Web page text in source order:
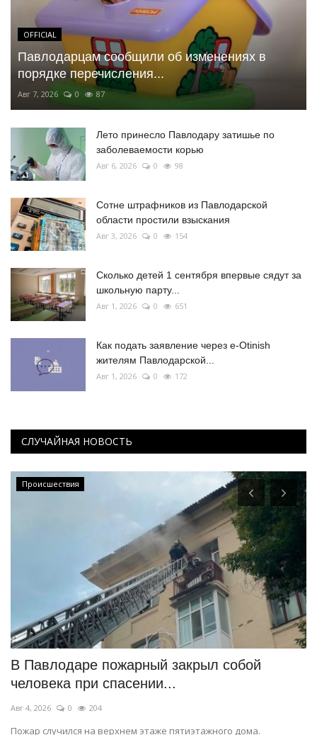
OFFICIAL
Павлодарцам сообщили об изменениях в
порядке перечисления...
Авг 7, 2026 0 87
Лето принесло Павлодару затишье по
заболеваемости корью
Авг 6, 2026 0 98
Сотне штрафников из Павлодарской
области простили взыскания
Авг 3, 2026 0 154
Сколько детей 1 сентября впервые сядут за
школьную парту...
Авг 1, 2026 0 651
Как подать заявление через e-Otinish
жителям Павлодарской...
Авг 1, 2026 0 172
СЛУЧАЙНАЯ НОВОСТЬ
Происшествия
В Павлодаре пожарный закрыл собой
человека при спасении...
Авг 4, 2026 0 204
Пожар случился на верхнем этаже пятиэтажного дома.